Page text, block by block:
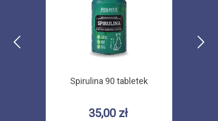
Spirulina 90 tabletek
35,00 zł